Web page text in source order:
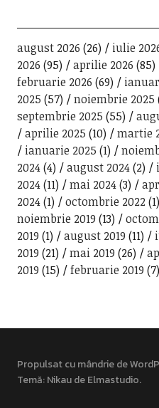
august 2026 (26) iulie
2026 (95) aprilie 2026 (85)
februarie 2026 (69)
2025 (57) noiembrie 2025
septembrie 2025 (55)
aprilie 2025 (10) martie
ianuarie 2025 (1)
2024(4) august 2024(2)
2024(11) mai 2024(3)
2024(1) octombrie 2022(1)
noiembrie 2019 (13)
2019 (1) august 2019 (11)
2019 (21) mai 2019 (26)
2019 (15) februarie 2019 (7)
Propulsat cu mândrie de
Temă: Nikau deElmastudio.